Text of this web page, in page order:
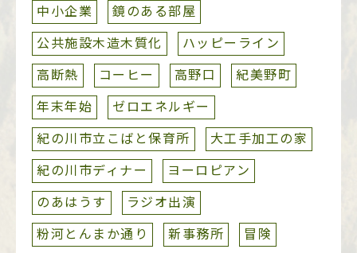
中小企業
鏡のある部屋
公共施設木造木質化
ハッピーライン
高断熱
コーヒー 高野口
紀美野町
年末年始
ゼロエネルギー
紀の川市立こばと保育所
大工手加工の家
紀の川市ディナー
ヨーロピアン
のあはうす
ラジオ出演
粉河とんまか通り
新事務所
冒険